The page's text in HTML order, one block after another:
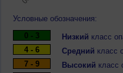
Условные обозначения:
0 - 3
Низкий класс
4 - 6
Средний класс
7 - 9
Высокий класс